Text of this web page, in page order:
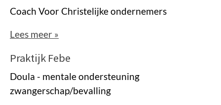
Coach Voor Christelijke ondernemers
Lees meer »
Praktijk Febe
Doula - mentale ondersteuning
zwangerschap/bevalling